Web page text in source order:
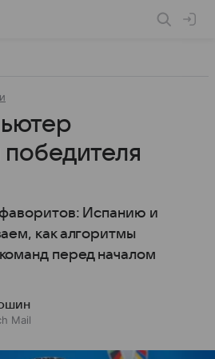
победителя
Испанию и
как алгоритмы
перед началом
Mail